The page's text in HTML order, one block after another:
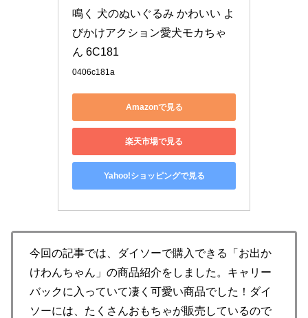
鳴く 犬のぬいぐるみ かわいい よ
びかけアクション愛犬モカちゃ
ん 6C181
0406c181a
Amazonで見る
楽天市場で見る
Yahoo!ショッピングで見る
今回の記事では、ダイソーで購入できる「お出か
けわんちゃん」の商品紹介をしました。キャリー
バックに入っていて凄く可愛い商品でした！ダイ
ソーには、たくさんおもちゃが販売しているので